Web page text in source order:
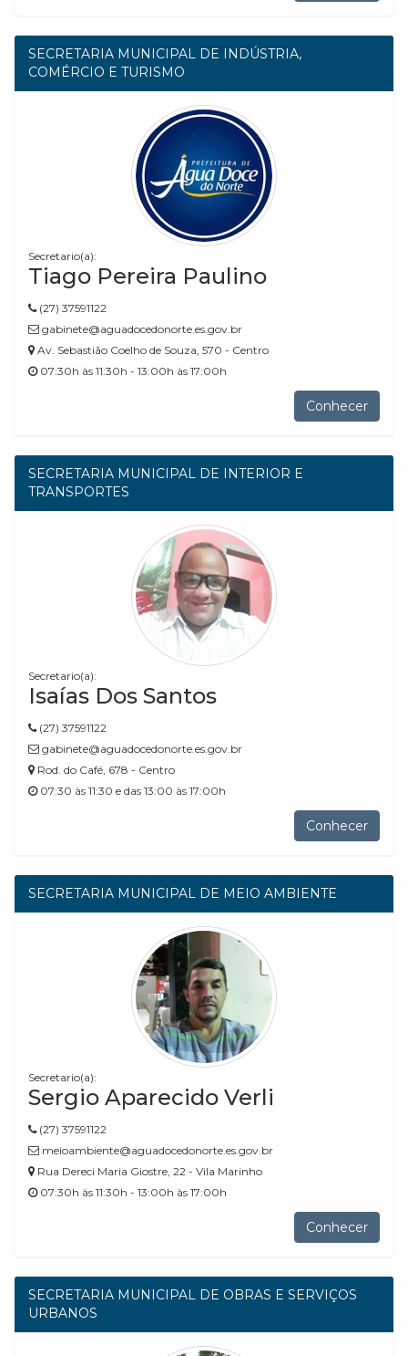
SECRETARIA MUNICIPAL DE INDÚSTRIA,
COMÉRCIO E TURISMO
Secretario(a):
Tiago Pereira Paulino
(27) 37591122
gabinete@aguadocedonorte.es.gov.br
Av. Sebastião Coelho de Souza, 570 - Centro
07:30h às 11:30h - 13:00h às 17:00h
Conhecer
SECRETARIA MUNICIPAL DE INTERIOR E
TRANSPORTES
Secretario(a):
Isaías Dos Santos
(27) 37591122
gabinete@aguadocedonorte.es.gov.br
Rod. do Café, 678 - Centro
07:30 às 11:30 e das 13:00 às 17:00h
Conhecer
SECRETARIA MUNICIPAL DE MEIO AMBIENTE
Secretario(a):
Sergio Aparecido Verli
(27) 37591122
meioambiente@aguadocedonorte.es.gov.br
Rua Dereci Maria Giostre, 22 - Vila Marinho
07:30h às 11:30h - 13:00h às 17:00h
Conhecer
SECRETARIA MUNICIPAL DE OBRAS E SERVIÇOS
URBANOS